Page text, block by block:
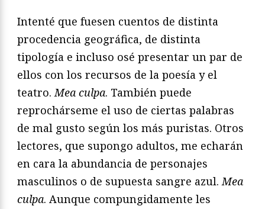
Intenté que fuesen cuentos de distinta
procedencia geográfica, de distinta
tipología e incluso osé presentar un par de
ellos con los recursos de la poesía y el
teatro.Mea culpa. También puede
reprochárseme el uso de ciertas palabras
de mal gusto según los más puristas. Otros
lectores, que supongo adultos, me echarán
en cara la abundancia de personajes
masculinos o de supuesta sangre azul.Mea
culpa. Aunque compungidamente les